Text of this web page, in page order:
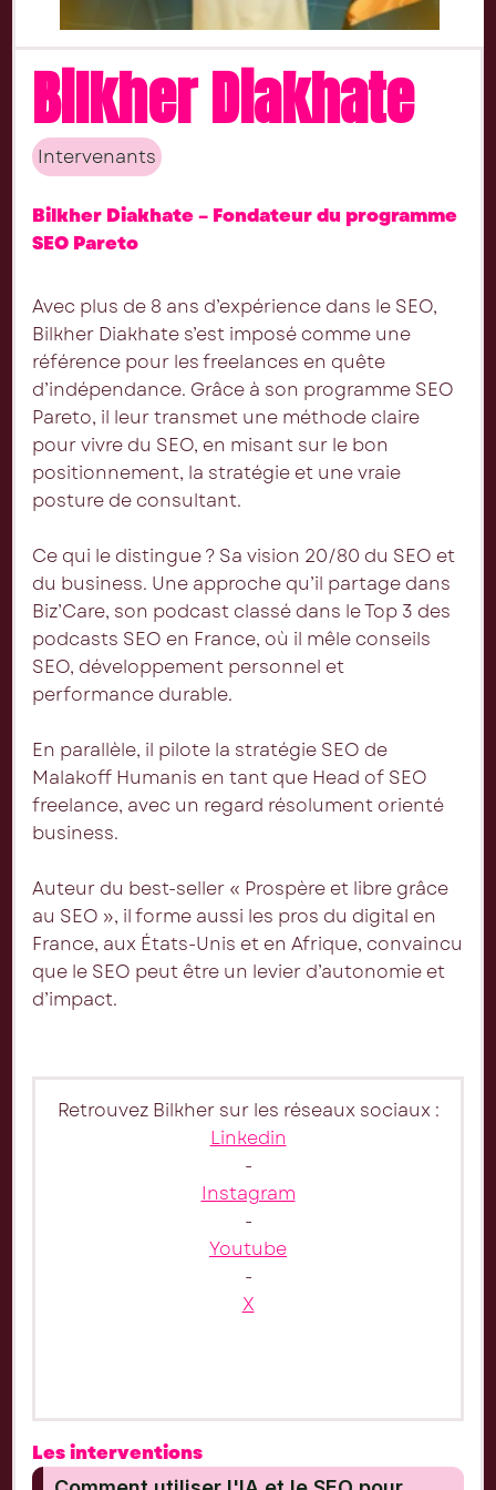
Bilkher Diakhate
Intervenants
Bilkher Diakhate – Fondateur du programme
SEO Pareto
Avec plus de 8 ans d’expérience dans le SEO,
Bilkher Diakhate s’est imposé comme une
référence pour les freelances en quête
d’indépendance. Grâce à son programme SEO
Pareto, il leur transmet une méthode claire
pour vivre du SEO, en misant sur le bon
positionnement, la stratégie et une vraie
posture de consultant.
Ce qui le distingue ? Sa vision 20/80 du SEO et
du business. Une approche qu’il partage dans
Biz’Care, son podcast classé dans le Top 3 des
podcasts SEO en France, où il mêle conseils
SEO, développement personnel et
performance durable.
En parallèle, il pilote la stratégie SEO de
Malakoff Humanis en tant que Head of SEO
freelance, avec un regard résolument orienté
business.
Auteur du best-seller « Prospère et libre grâce
au SEO », il forme aussi les pros du digital en
France, aux États-Unis et en Afrique, convaincu
que le SEO peut être un levier d’autonomie et
d’impact.
Retrouvez Bilkher sur les réseaux sociaux :
Linkedin
-
Instagram
-
Youtube
-
X
Les interventions